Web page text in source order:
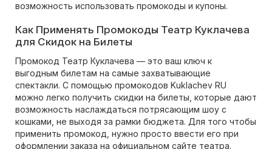
возможность использовать промокоды и купоны.
Как Применять Промокоды Театр Куклачева
для Скидок на Билеты
Промокод Театр Куклачева — это ваш ключ к
выгодным билетам на самые захватывающие
спектакли. С помощью промокодов Kuklachev RU
можно легко получить скидки на билеты, которые дают
возможность наслаждаться потрясающим шоу с
кошками, не выходя за рамки бюджета. Для того чтобы
применить промокод, нужно просто ввести его при
оформлении заказа на официальном сайте театра.